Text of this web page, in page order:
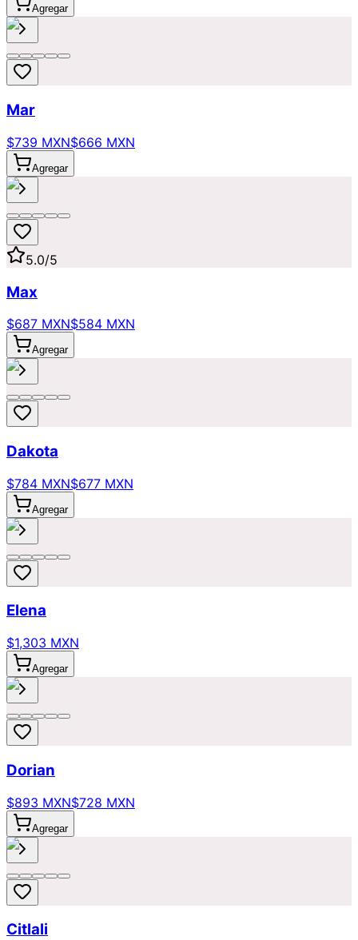
Agregar
Mar
$739 MXN$666 MXN
Agregar
5.0/5
Max
$687 MXN$584 MXN
Agregar
Dakota
$784 MXN$677 MXN
Agregar
Elena
$1,303 MXN
Agregar
Dorian
$893 MXN$728 MXN
Agregar
Citlali